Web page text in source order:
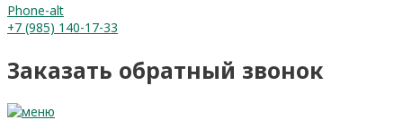
Phone-alt
+7 (985) 140-17-33
Заказать обратный звонок